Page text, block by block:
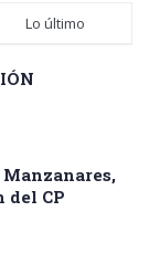
Lo último
CP